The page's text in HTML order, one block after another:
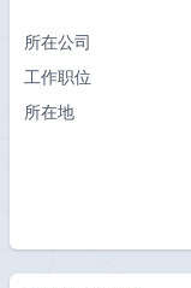
所在公司
工作职位
所在地